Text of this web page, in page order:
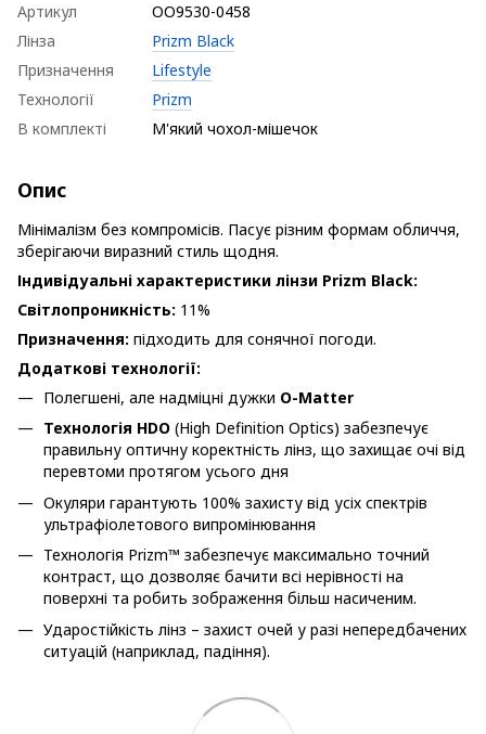
Артикул
OO9530-0458
Лінза
Prizm Black
Призначення
Lifestyle
Технології
Prizm
В комплекті
М'який чохол-мішечок
Опис
Мінімалізм без компромісів. Пасує різним формам обличчя,
зберігаючи виразний стиль щодня.
Індивідуальні характеристики лінзи Prizm Black:
Світлопроникність: 11%
Призначення: підходить для сонячної погоди.
Додаткові технології:
Полегшені, але надміцні дужки O-Matter
Технологія HDO (High Definition Optics) забезпечує
правильну оптичну коректність лінз, що захищає очі від
перевтоми протягом усього дня
Окуляри гарантують 100% захисту від усіх спектрів
ультрафіолетового випромінювання
Технологія Prizm™ забезпечує максимально точний
контраст, що дозволяє бачити всі нерівності на
поверхні та робить зображення більш насиченим.
Ударостійкість лінз – захист очей у разі непередбачених
ситуацій (наприклад, падіння).